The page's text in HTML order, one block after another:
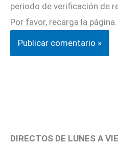
periodo de verificación de
Por favor, recarga la página.
DIRECTOS DE LUNES A